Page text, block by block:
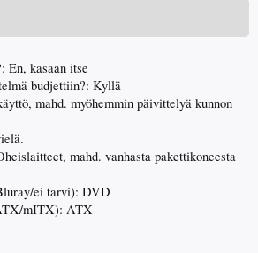
En, kasaan itse
budjettiin?: Kyllä
mahd. myöhemmin päivittelyä kunnon
mahd. vanhasta pakettikoneesta
ei tarvi): DVD
mITX): ATX